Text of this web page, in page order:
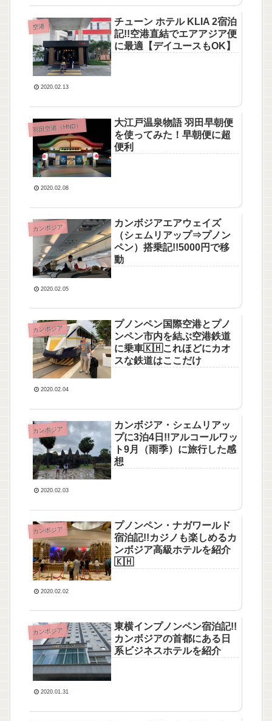
空港
チューン ホテル KLIA 2宿泊
記!!空港直結でエアアジア便
に最適【デイユースもOK】
2020.02.13
羽田空港（HND）
大江戸温泉物語 羽田早朝便
を使ってみた！早朝便に超
便利
2020.02.08
カンボジア
カンボジアエアウェイズ
（シェムリアップ⇒プノン
ペン）搭乗記!!5000円で移
動
2020.02.05
カンボジア
プノンペン国際空港とプノ
ンペン市内を結ぶ空港鉄道
に乗車🇰🇭これほどにカオ
スな鉄道はここだけ
2020.02.04
カンボジア
カンボジア・シェムリアッ
プに3泊4日!!アルコールワッ
ト9月（雨季）に旅行した感
想
2020.02.03
カンボジア
プノンペン・ナガワールド
宿泊記!!カジノも楽しめるカ
ンボジア高級ホテルを紹介
🇰🇭
2020.02.02
カンボジア
東横インプノンペン宿泊記!!
カンボジアの首都にある日
系ビジネスホテルを紹介
2020.01.31